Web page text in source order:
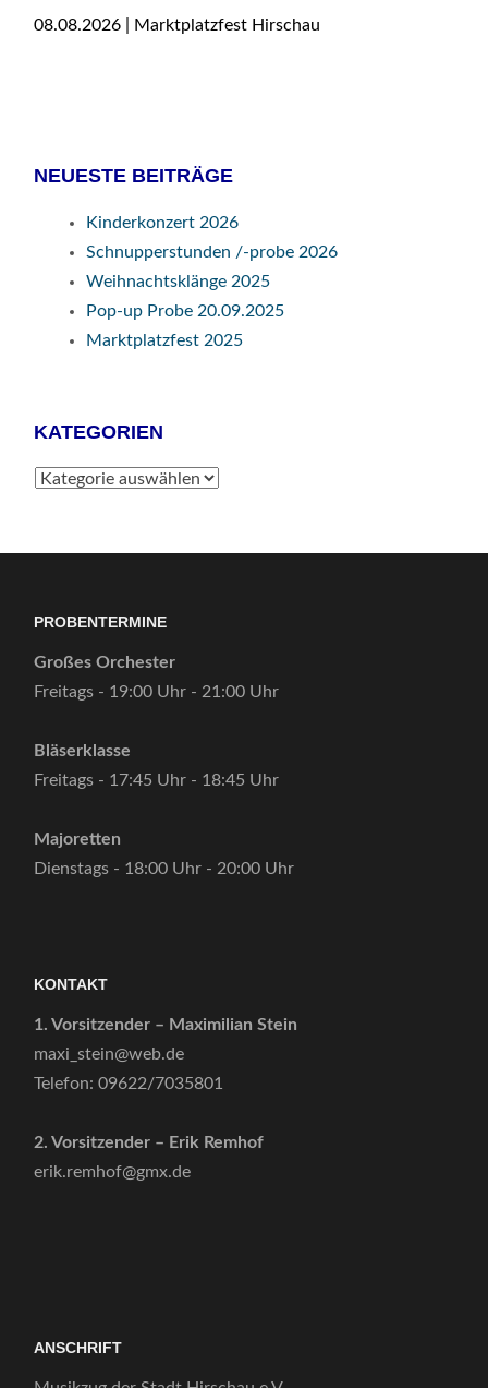
08.08.2026 | Marktplatzfest Hirschau
NEUESTE BEITRÄGE
Kinderkonzert 2026
Schnupperstunden /-probe 2026
Weihnachtsklänge 2025
Pop-up Probe 20.09.2025
Marktplatzfest 2025
KATEGORIEN
Kategorien
PROBENTERMINE
Großes Orchester
Freitags - 19:00 Uhr - 21:00 Uhr
Bläserklasse
Freitags - 17:45 Uhr - 18:45 Uhr
Majoretten
Dienstags - 18:00 Uhr - 20:00 Uhr
KONTAKT
1. Vorsitzender – Maximilian Stein
maxi_stein@web.de
Telefon: 09622/7035801
2. Vorsitzender – Erik Remhof
erik.remhof@gmx.de
ANSCHRIFT